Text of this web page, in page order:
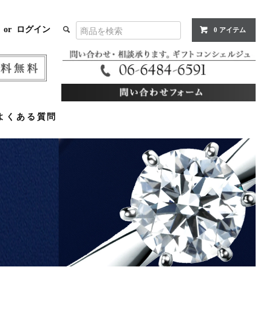
ログイン 0 アイテム
くある質問